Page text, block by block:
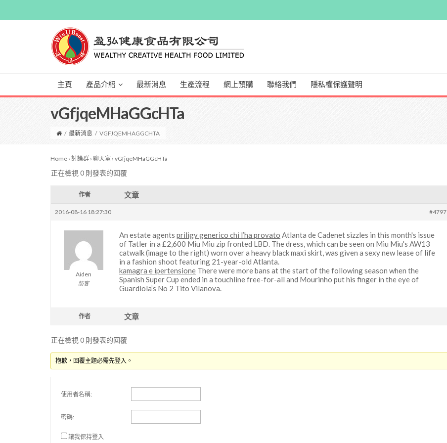
主頁 產品介紹 最新消息 生產流程 網上預購 聯絡我們 隱私權保護聲明
vGfjqeMHaGGcHTa
/ 最新消息 / VGFJQEMHAGGCHTA
Home › 討論群 › 聊天室 › vGfjqeMHaGGcHTa
正在檢視 0 則發表的回覆
作者 文章
2016-08-16 18:27:30 #4797
Aiden
訪客
An estate agents priligy generico chi l’ha provato Atlanta de Cadenet sizzles in this month's issue
of Tatler in a £2,600 Miu Miu zip fronted LBD. The dress, which can be seen on Miu Miu's AW13
catwalk (image to the right) worn over a heavy black maxi skirt, was given a sexy new lease of life
in a fashion shoot featuring 21-year-old Atlanta.
kamagra e ipertensione There were more bans at the start of the following season when the
Spanish Super Cup ended in a touchline free-for-all and Mourinho put his finger in the eye of
Guardiola’s No 2 Tito Vilanova.
作者 文章
正在檢視 0 則發表的回覆
抱歉，回覆主題必需先登入。
使用者名稱:
密碼:
讓我保持登入